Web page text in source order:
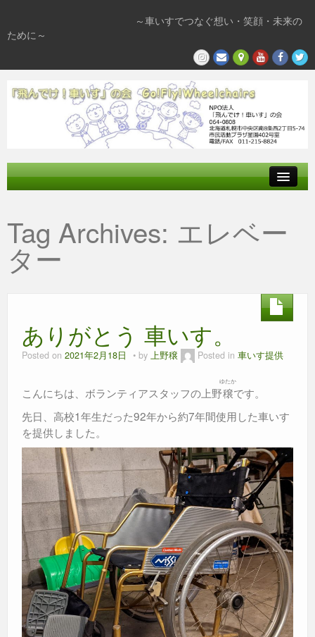
～車いすでつなぐ想い・笑顔・未来の
ために～
参加する
私たちの活動
Tag Archives: エレベー
ター
ありがとう 車いす。
Posted on 2021年2月18日 by 上野穣 Posted in 車いす提供
こんにちは、ボランティアスタッフの上野穣
ゆたか
です。
先日、高校1年生だった92年から約7年間使用した車いす
を提供しました。